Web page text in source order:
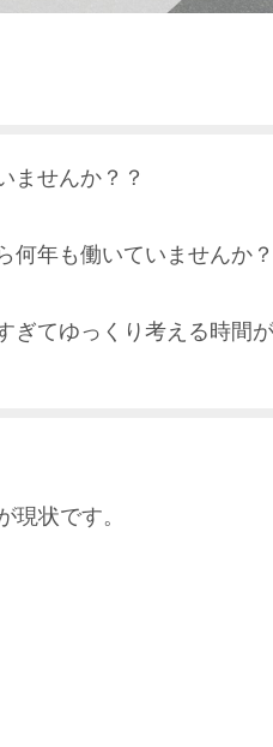
ませんか？？
年も働いていませんか
てゆっくり考える時間
状です。